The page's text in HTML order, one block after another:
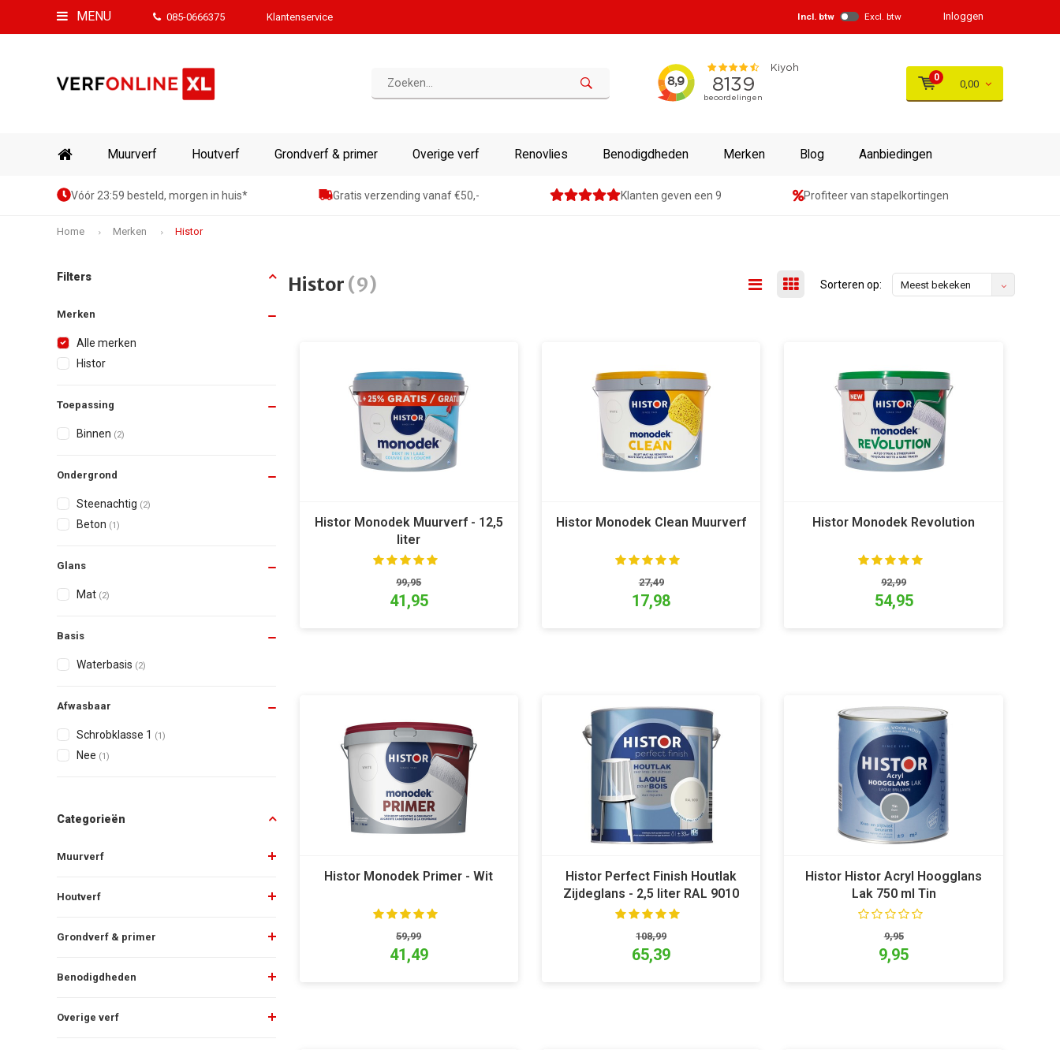
MENU 085-0666375 Klantenservice Incl. btw Excl. btw Inloggen
0
0,00
Muurverf Houtverf Grondverf & primer Overige verf Renovlies Benodigdheden Merken Blog Aanbiedingen
Vóór 23:59 besteld, morgen in huis* Gratis verzending vanaf €50,- Klanten geven een 9 Profiteer van stapelkortingen
Home Merken Histor
Filters
Merken
Alle merken
Histor
Toepassing
Binnen (2)
Ondergrond
Steenachtig (2)
Beton (1)
Glans
Mat (2)
Basis
Waterbasis (2)
Afwasbaar
Schrobklasse 1 (1)
Nee (1)
Categorieën
Muurverf
Houtverf
Grondverf & primer
Benodigdheden
Overige verf
Histor (9) Sorteren op: Meest bekeken
Histor Monodek Muurverf - 12,5
liter
99,95
41,95
Histor Monodek Clean Muurverf
27,49
17,98
Histor Monodek Revolution
92,99
54,95
Histor Monodek Primer - Wit
59,99
41,49
Histor Perfect Finish Houtlak
Zijdeglans - 2,5 liter RAL 9010
108,99
65,39
Histor Histor Acryl Hoogglans
Lak 750 ml Tin
9,95
9,95